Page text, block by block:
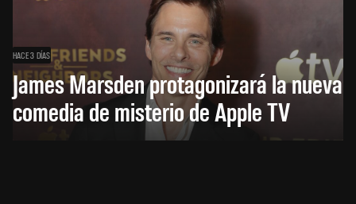
HACE 3 DÍAS
James Marsden protagonizará la nueva
comedia de misterio de Apple TV